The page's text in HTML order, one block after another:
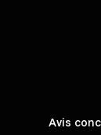
Avis